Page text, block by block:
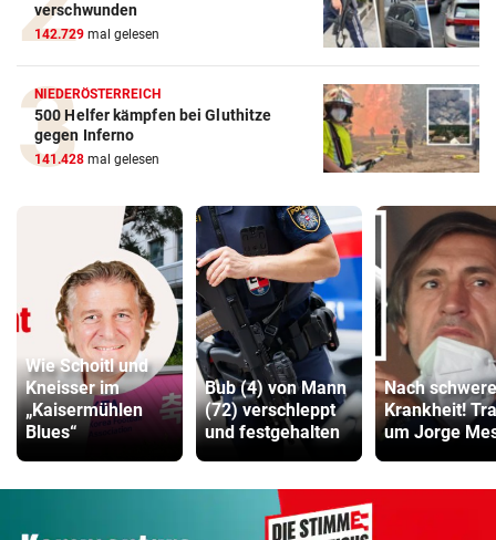
verschwunden
142.729 mal gelesen
NIEDERÖSTERREICH
500 Helfer kämpfen bei Gluthitze
gegen Inferno
141.428 mal gelesen
Wie Schoitl und
Kneisser im
„Kaisermühlen
Blues“
Bub (4) von Mann
(72) verschleppt
und festgehalten
Nach
Krankheit!
um Jorge